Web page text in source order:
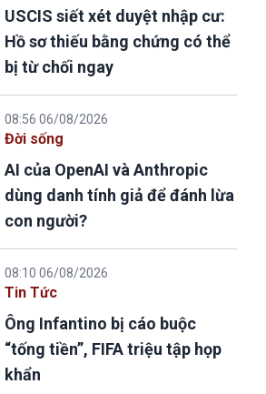
USCIS siết xét duyệt nhập cư:
Hồ sơ thiếu bằng chứng có thể
bị từ chối ngay
08:56 06/08/2026
Đời sống
AI của OpenAI và Anthropic
dùng danh tính giả để đánh lừa
con người?
08:10 06/08/2026
Tin Tức
Ông Infantino bị cáo buộc
“tống tiền”, FIFA triệu tập họp
khẩn